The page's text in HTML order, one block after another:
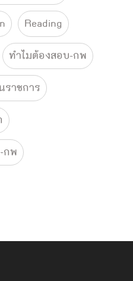
Reading
ทำไมต้องสอบ-กพ
าชการ
กพ